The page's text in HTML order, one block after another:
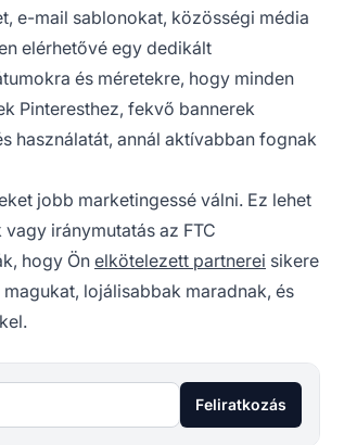
e-mail sablonokat, közösségi média
elérhetővé egy dedikált
és méretekre, hogy minden
Pinteresthez, fekvő bannerek
használatát, annál aktívabban fognak
jobb marketingessé válni. Ez lehet
iránymutatás az FTC
hogy Ön elkötelezett partnerei sikere
lojálisabbak maradnak, és
Feliratkozás